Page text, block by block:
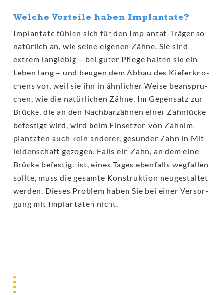
Welche Vorteile haben Implantate?
Implan­ta­te füh­len sich für den Implan­tat-Trä­ger so
natür­lich an, wie sei­ne eige­nen Zäh­ne. Sie sind
extrem lang­le­big – bei guter Pfle­ge hal­ten sie ein
Leben lang – und beu­gen dem Abbau des Kie­fer­kno­
chens vor, weil sie ihn in ähn­li­cher Wei­se bean­spru­
chen, wie die natür­li­chen Zäh­ne. Im Gegen­satz zur
Brü­cke, die an den Nach­bar­zäh­nen einer Zahn­lü­cke
befes­tigt wird, wird beim Ein­set­zen von Zahn­im­
plan­ta­ten auch kein ande­rer, gesun­der Zahn in Mit­
lei­den­schaft gezo­gen. Falls ein Zahn, an dem eine
Brü­cke befes­tigt ist, eines Tages eben­falls weg­fal­len
soll­te, muss die gesam­te Kon­struk­ti­on neu­ge­stal­tet
wer­den. Die­ses Pro­blem haben Sie bei einer Ver­sor­
gung mit Implan­ta­ten nicht.